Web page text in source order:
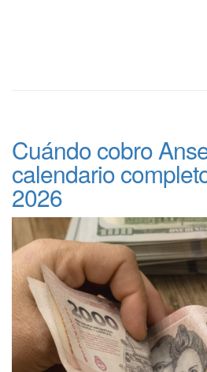
Cuándo cobro
calendario
2026